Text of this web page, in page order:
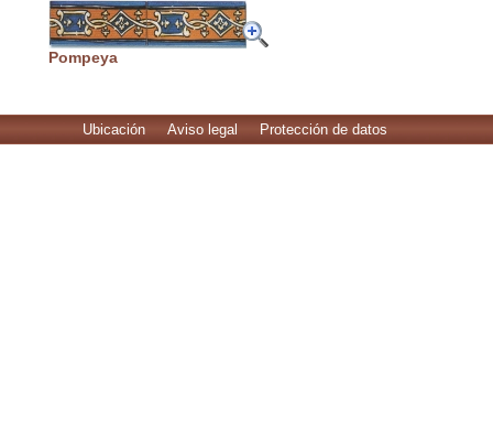
Pompeya
Ubicación Aviso legal Protección de datos